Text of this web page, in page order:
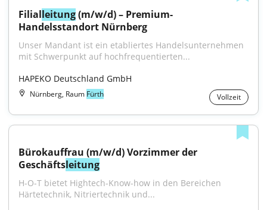
Filialleitung (m/w/d) – Premium-
Handelsstandort Nürnberg
Unser Mandant ist ein etabliertes Handelsunternehmen
mit Schwerpunkt auf hochfrequentierten...
HAPEKO Deutschland GmbH
Nürnberg, Raum Fürth Vollzeit
Bürokauffrau (m/w/d) Vorzimmer der
Geschäftsleitung
H-O-T bietet Hightech-Know-how in den Bereichen
Härtetechnik, Nitriertechnik und...